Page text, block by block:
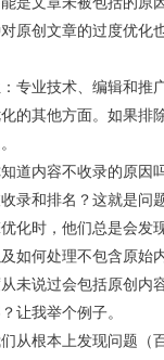
原创文章的过度优化
专业技术、编辑和
的其他方面。如果
道内容不收录的原因
录和排名？这就是问
化时，他们总是会
如何处理不包含原始
未说过会包括原创内
让我举个例子。
从根本上发现问题（